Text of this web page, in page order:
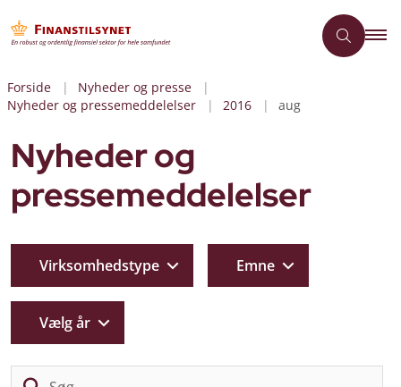
Forside
Nyheder og presse
Nyheder og pressemeddelelser
2016 aug
Nyheder og
pressemeddelelser
Virksomhedstype Emne
Vælg år